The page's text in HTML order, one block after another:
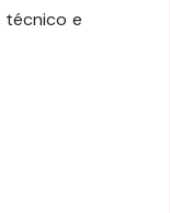
técnico e